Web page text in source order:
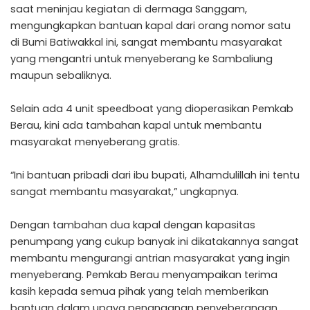
saat meninjau kegiatan di dermaga Sanggam,
mengungkapkan bantuan kapal dari orang nomor satu
di Bumi Batiwakkal ini, sangat membantu masyarakat
yang mengantri untuk menyeberang ke Sambaliung
maupun sebaliknya.
Selain ada 4 unit speedboat yang dioperasikan Pemkab
Berau, kini ada tambahan kapal untuk membantu
masyarakat menyeberang gratis.
“Ini bantuan pribadi dari ibu bupati, Alhamdulillah ini tentu
sangat membantu masyarakat,” ungkapnya.
Dengan tambahan dua kapal dengan kapasitas
penumpang yang cukup banyak ini dikatakannya sangat
membantu mengurangi antrian masyarakat yang ingin
menyeberang. Pemkab Berau menyampaikan terima
kasih kepada semua pihak yang telah memberikan